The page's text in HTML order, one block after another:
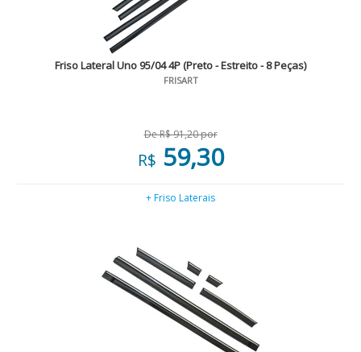
Friso Lateral Uno 95/04 4P (Preto - Estreito - 8 Peças)
FRISART
De R$ 91,20 por
R$ 59,30
+ Friso Laterais